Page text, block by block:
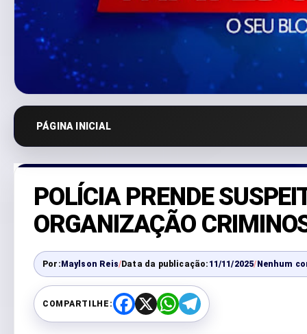
PÁGINA INICIAL
POLÍCIA PRENDE
ORGANIZAÇÃO
Por:Maylson Reis/Data da publicação: 11/11/2025/Nenhum
COMPARTILHE:
F
a
X
W
h
T
e